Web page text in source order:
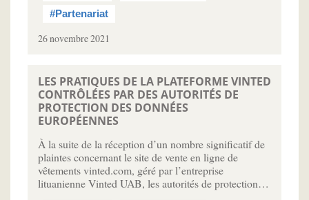
#Partenariat
26 novembre 2021
LES PRATIQUES DE LA PLATEFORME VINTED
CONTRÔLÉES PAR DES AUTORITÉS DE
PROTECTION DES DONNÉES
EUROPÉENNES
À la suite de la réception d’un nombre significatif de
plaintes concernant le site de vente en ligne de
vêtements vinted.com, géré par l’entreprise
lituanienne Vinted UAB, les autorités de protection…